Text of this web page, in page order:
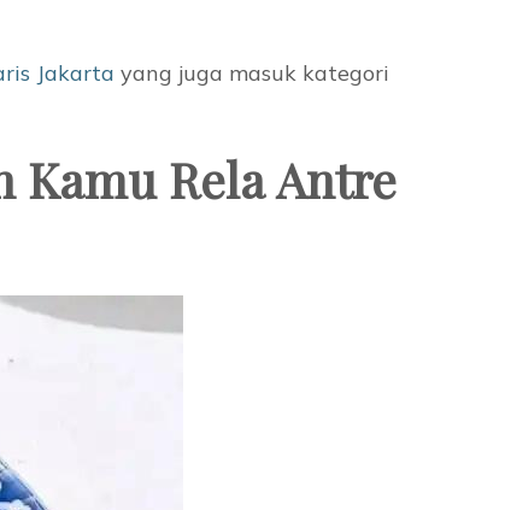
Jakarta yang juga masuk kategori
Kamu Rela Antre